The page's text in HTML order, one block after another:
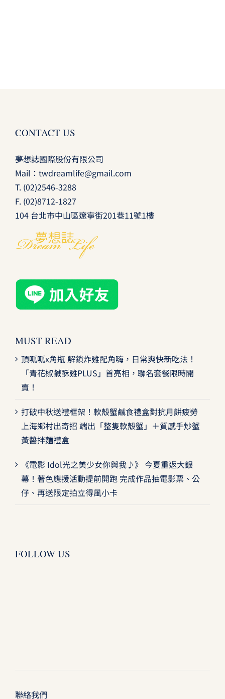
CONTACT US
夢想誌國際股份有限公司
Mail： twdreamlife@gmail.com
T. (02)2546-3288
F. (02)8712-1827
104 台北市中山區遼寧街201巷11號1樓
MUST READ
頂呱呱x角瓶 解鎖炸雞配角嗨，日常爽快新吃法！
「青花椒鹹酥雞PLUS」首亮相，聯名套餐限時開
賣！
打破中秋送禮框架！軟殼蟹鹹食禮盒對抗月餅疲勞
上海鄉村出奇招 端出「整隻軟殼蟹」＋質感手炒蟹
黃醬拌麵禮盒
《電影 Idol光之美少女你與我♪》 今夏重返大銀
幕！著色應援活動提前開跑 完成作品抽電影票、公
仔、再送限定拍立得風小卡
FOLLOW US
聯絡我們